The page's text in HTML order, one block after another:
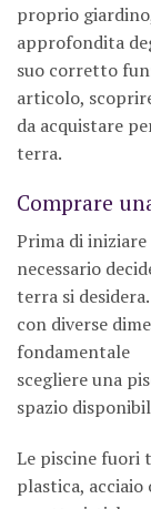
proprio
approfondita
suo corretto
articolo,
da acquistare
terra.
Comprare
Prima di iniziare
necessario
terra si
con diverse
fondamentale
scegliere una
spazio
Le piscine fuori
plastica,